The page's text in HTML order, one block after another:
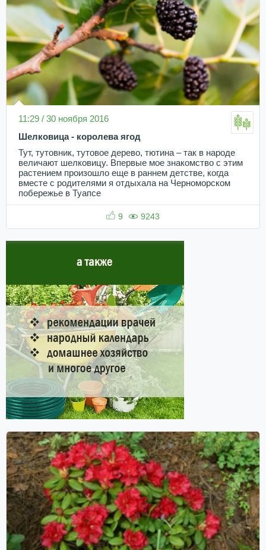
11:29 / 30 ноября 2016
Шелковица - королева ягод
Тут, тутовник, тутовое дерево, тютина – так в народе
величают шелковицу. Впервые мое знакомство с этим
растением произошло еще в раннем детстве, когда
вместе с родителями я отдыхала на Черноморском
побережье в Туапсе
9 9243